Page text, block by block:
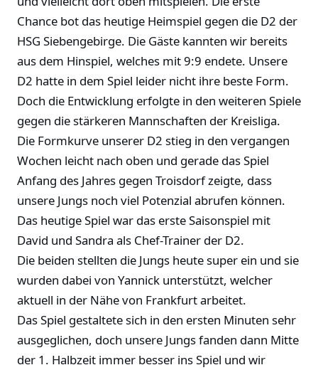
Chance bot das heutige Heimspiel gegen die D2 der
HSG Siebengebirge. Die Gäste kannten wir bereits
aus dem Hinspiel, welches mit 9:9 endete. Unsere
D2 hatte in dem Spiel leider nicht ihre beste Form.
Doch die Entwicklung erfolgte in den weiteren Spiele
gegen die stärkeren Mannschaften der Kreisliga.
Die Formkurve unserer D2 stieg in den vergangen
Wochen leicht nach oben und gerade das Spiel
Anfang des Jahres gegen Troisdorf zeigte, dass
unsere Jungs noch viel Potenzial abrufen können.
Das heutige Spiel war das erste Saisonspiel mit
David und Sandra als Chef-Trainer der D2.
Die beiden stellten die Jungs heute super ein und sie
wurden dabei von Yannick unterstützt, welcher
aktuell in der Nähe von Frankfurt arbeitet.
Das Spiel gestaltete sich in den ersten Minuten sehr
ausgeglichen, doch unsere Jungs fanden dann Mitte
der 1. Halbzeit immer besser ins Spiel und wir